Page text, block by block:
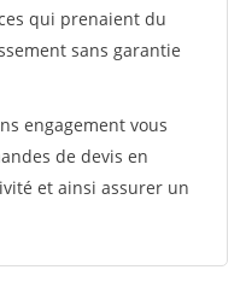
qui prenaient du
sans garantie
engagement vous
de devis en
et ainsi assurer un